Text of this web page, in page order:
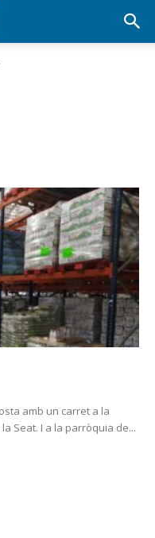
amb un carret a la
Seat. I a la parròquia de...